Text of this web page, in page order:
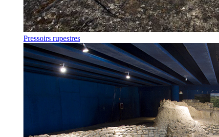
Pressoirs rupestres